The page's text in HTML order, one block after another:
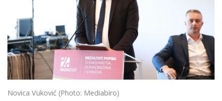
Novica Vuković (Photo: Mediabiro)